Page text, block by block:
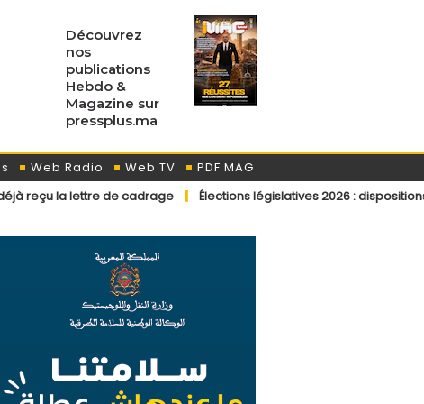
Découvrez
nos
publications
Hebdo &
Magazine sur
pressplus.ma
Web Radio Web TV
PDF MAG
de cadrage Élections législatives 2026 : dispositions éditoriales